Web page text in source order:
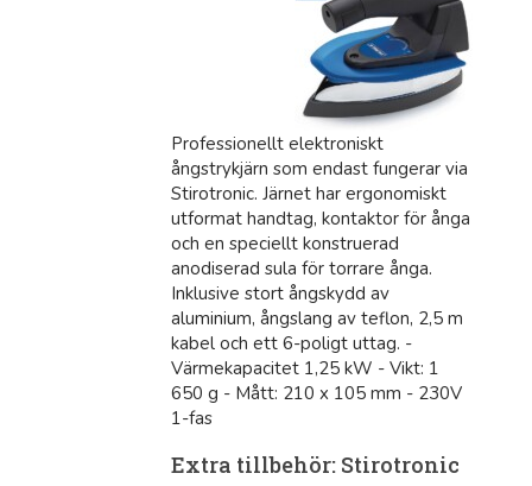
Professionellt elektroniskt
ångstrykjärn som endast fungerar via
Stirotronic. Järnet har ergonomiskt
utformat handtag, kontaktor för ånga
och en speciellt konstruerad
anodiserad sula för torrare ånga.
Inklusive stort ångskydd av
aluminium, ångslang av teflon, 2,5 m
kabel och ett 6-poligt uttag. -
Värmekapacitet 1,25 kW - Vikt: 1
650 g - Mått: 210 x 105 mm - 230V
1-fas
Extra tillbehör: Stirotronic